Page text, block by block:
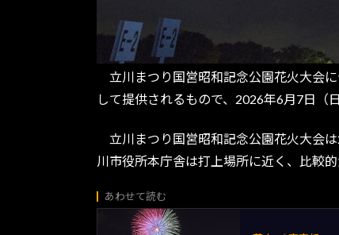
立川まつり国営昭和記念公園花火大会
して提供されるもので、2026年6月7日（
立川まつり国営昭和記念公園花火大会
川市役所本庁舎は打上場所に近く、比較
あわせて読む